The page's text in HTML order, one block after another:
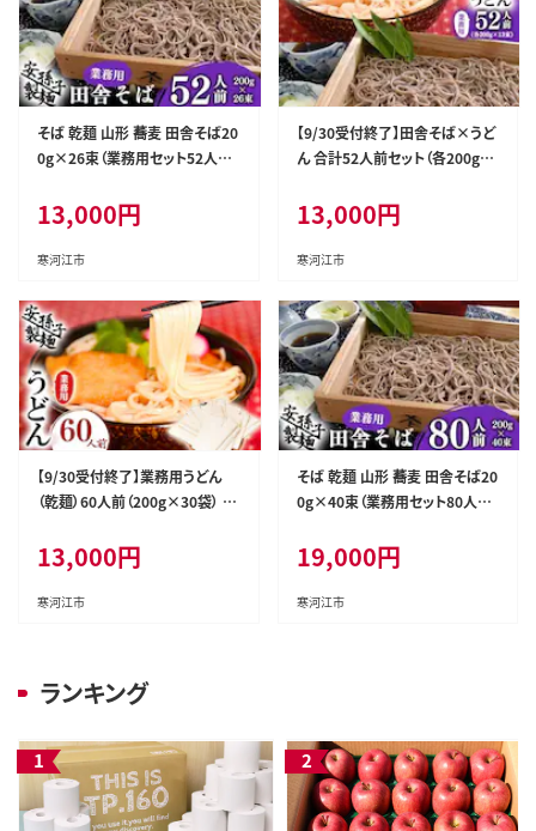
そば 乾麺 山形 蕎麦 田舎そば20
0g×26束（業務用セット52人前）
13,000円
寒河江市
【9/30受付終了】田舎そば×うど
ん 合計52人前セット（各200g×
2
13,000円
寒河江市
【9/30受付終了】業務用うどん
（乾麺）60人前（200g×30袋） 01
13,000円
寒河江市
そば 乾麺 山形 蕎麦 田舎そば20
0g×40束（業務用セット80人前）
19,000円
寒河江市
ランキング